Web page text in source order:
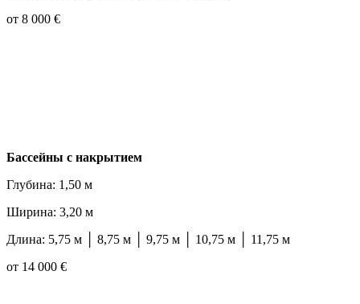
от 8 000 €
Бассейны с накрытием
Глубина: 1,50 м
Ширина: 3,20 м
Длина: 5,75 м │ 8,75 м │ 9,75 м │ 10,75 м │ 11,75 м
от 14 000 €